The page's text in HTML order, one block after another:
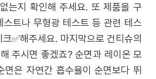
는지 확인해 주세요. 또 제품을 구
스트나 무형광 테스트 등 관련 테스
✅해주세요. 마지막으로 건티슈의
주시면 좋겠죠? 순면과 레이온 모
면은 자연간 흡수율이 순면보다 뛰